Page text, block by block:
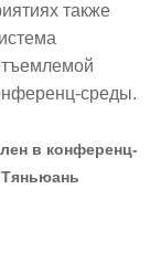
также
среды.
в конференц-